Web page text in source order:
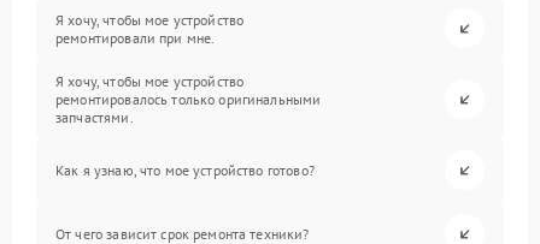
Я хочу, чтобы мое устройство
ремонтировали при мне.
Я хочу, чтобы мое устройство
ремонтировалось только оригинальными
запчастями.
Как я узнаю, что мое устройство готово?
От чего зависит срок ремонта техники?